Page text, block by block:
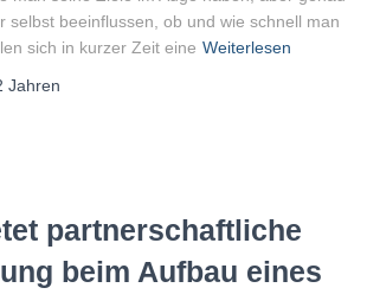
selbst beeinflussen, ob und wie schnell man
sich in kurzer Zeit eine Weiterlesen
Jahren
partnerschaftliche
beim Aufbau eines